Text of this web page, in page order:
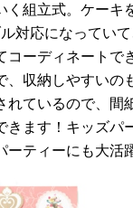
く組立式。ケーキ
対応になってい
コーディネートで
、収納しやすいの
れているので、間
きます！キッズパ
ーティーにも大活